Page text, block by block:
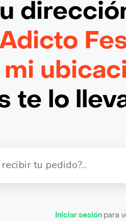
Adicto
te lo
Iniciar sesión para